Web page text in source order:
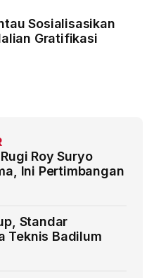
Sosialisasikan
Gratifikasi
Roy Suryo
Ini Pertimbangan
Standar
Teknis Badilum